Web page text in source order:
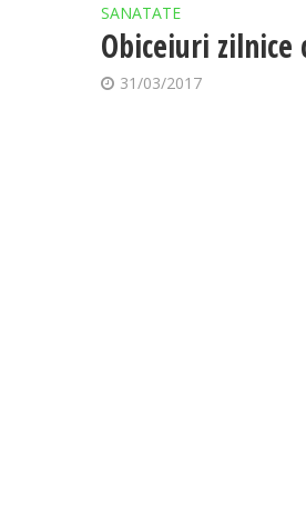
SANATATE
Obiceiuri zilnice
31/03/2017